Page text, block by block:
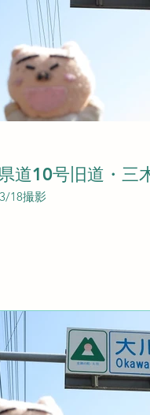
道10号旧道・三
18撮影